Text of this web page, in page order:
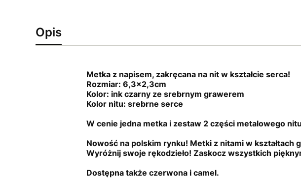
Opis
Metka z napisem, zakręcana na nit w kształcie serca!
Rozmiar: 6,3x2,3cm
Kolor: ink czarny ze srebrnym grawerem
Kolor nitu: srebrne serce
W cenie jedna metka i zestaw 2 części metalowego
Nowość na polskim rynku! Metki z nitami w kształtach
Wyróżnij swoje rękodzieło! Zaskocz wszystkich
Dostępna także czerwona i camel.